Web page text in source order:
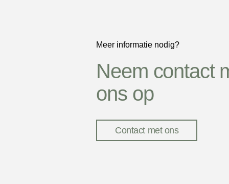
Meer informatie nodig?
Neem contact
ons op
Contact met ons